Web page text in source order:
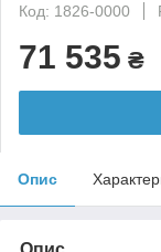
Код: 1826-0000
71 535 ₴
Опис